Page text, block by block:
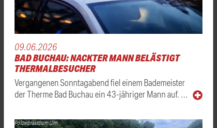
09.06.2026
BAD BUCHAU: NACKTER MANN BELÄSTIGT
THERMALBESUCHER
Vergangenen Sonntagabend fiel einem Bademeister
der Therme Bad Buchau ein 43-jähriger Mann auf. …
Polizeipräsidium Ulm